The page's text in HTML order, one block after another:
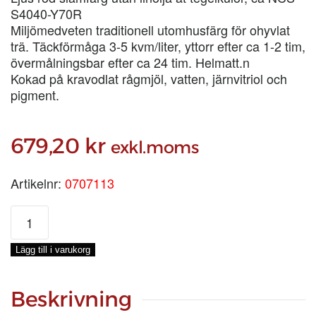
S4040-Y70R
Miljömedveten traditionell utomhusfärg för ohyvlat
trä. Täckförmåga 3-5 kvm/liter, yttorr efter ca 1-2 tim,
övermålningsbar efter ca 24 tim. Helmatt.n
Kokad på kravodlat rågmjöl, vatten, järnvitriol och
pigment.
679,20 kr exkl.moms
Artikelnr: 0707113
SLAMFÄRG
RÖDOCKRA
UTAN
LINOLJA,
LIT
mängd
Lägg till i varukorg
Beskrivning